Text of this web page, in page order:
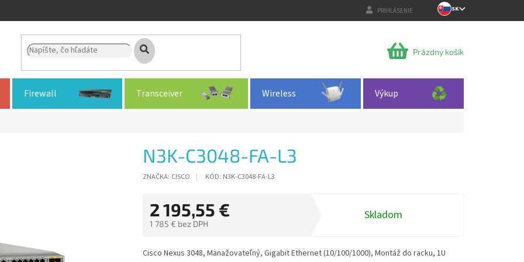
PRIHLÁSENIE SK
NÁKUPNÝ
Prázdny košík
Firewall Transceiver Wireless Výkup
N3K-C3048-FA-L3
ZNAČKA: CISCO KÓD: N3K-C3048-FA-L3
2 195,55 €
1 785 € bez DPH
cena:
Skladom
Cisco Nexus 3048, Manažovateľný, Gigabit Ethernet (10/100/1000), Montáž do racku, 1U